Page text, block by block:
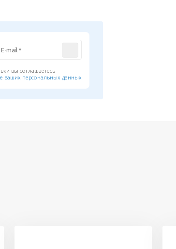
вы соглашаетесь
ваших персональных данных